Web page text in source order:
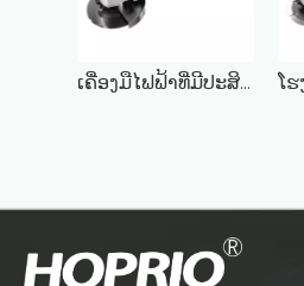
ເຄື່ອງມືໄຟຟ້າທີ່ມີປະສິດທິພາບສູງ 2000W 2000W Brushless Angle Grinder 6 Inch Corded Angle Grinder